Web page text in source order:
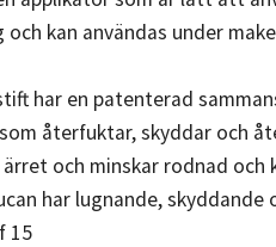
och kan användas under
har en patenterad
återfuktar, skyddar och
och minskar rodnad och
har lugnande,
15